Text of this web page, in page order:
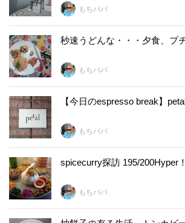
もちパパ
秒速うどんな・・・夕食、プ
もちパパ
【今日のespresso break】
もちパパ
spicecurry探訪 195/200Hyper
もちパパ